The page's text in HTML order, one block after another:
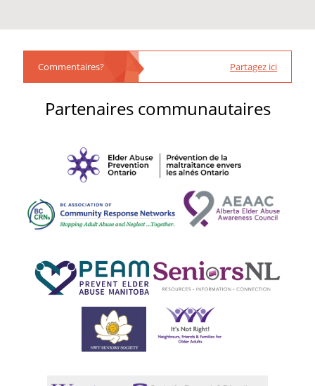
Commentaires? Partagez ici
Partenaires communautaires